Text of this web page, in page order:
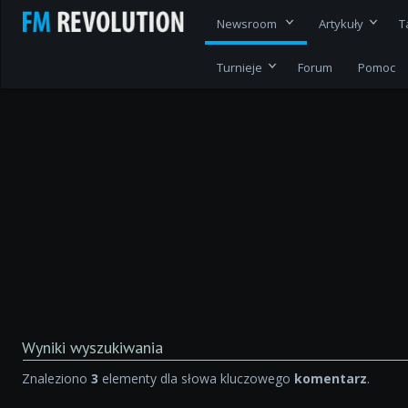
Newsroom Artykuły
Turnieje Forum Pomoc
Wyniki wyszukiwania
Znaleziono3 elementy dla słowa kluczowego komentarz.